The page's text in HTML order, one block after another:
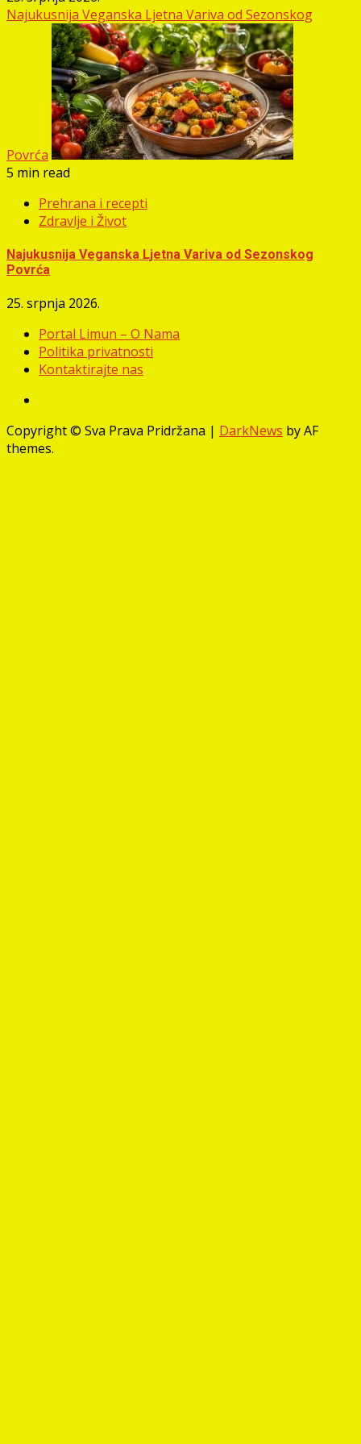
Najukusnija Veganska Ljetna Variva od Sezonskog
Povrća
5 min read
Prehrana i recepti
Zdravlje i Život
Najukusnija Veganska Ljetna Variva od Sezonskog
Povrća
25. srpnja 2026.
Portal Limun – O Nama
Politika privatnosti
Kontaktirajte nas
Copyright © Sva Prava Pridržana | DarkNews by AF
themes.